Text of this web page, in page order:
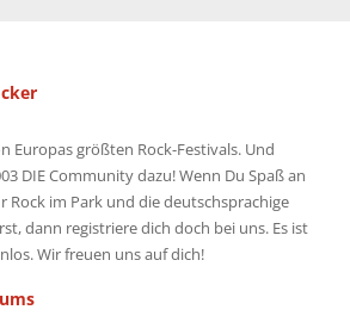
Europas größten Rock-Festivals. Und
DIE Community dazu! Wenn Du Spaß an
Rock im Park und die deutschsprachige
dann registriere dich doch bei uns. Es ist
Wir freuen uns auf dich!